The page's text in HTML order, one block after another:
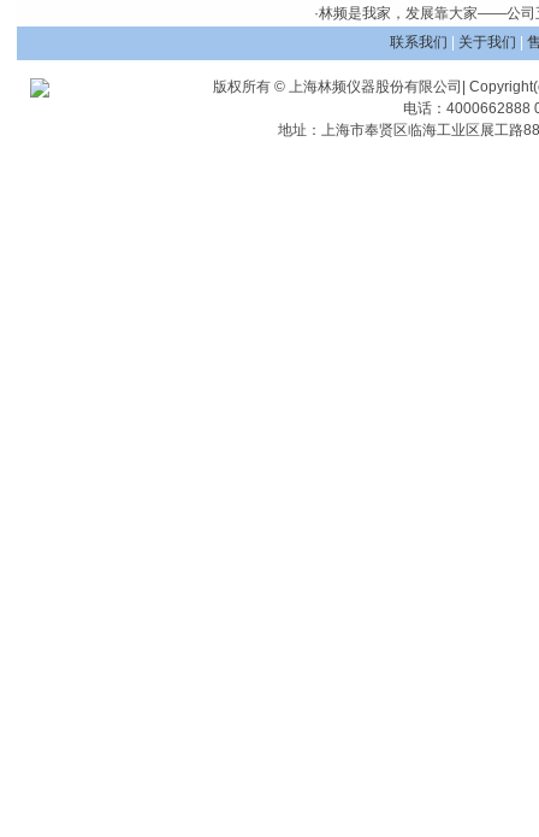
·林频是我家，发展靠大家——公司
联系我们
关于我们
版权所有 © 上海林频仪器股份有限公司|
电话：4000662888
地址：上海市奉贤区临海工业区展工路